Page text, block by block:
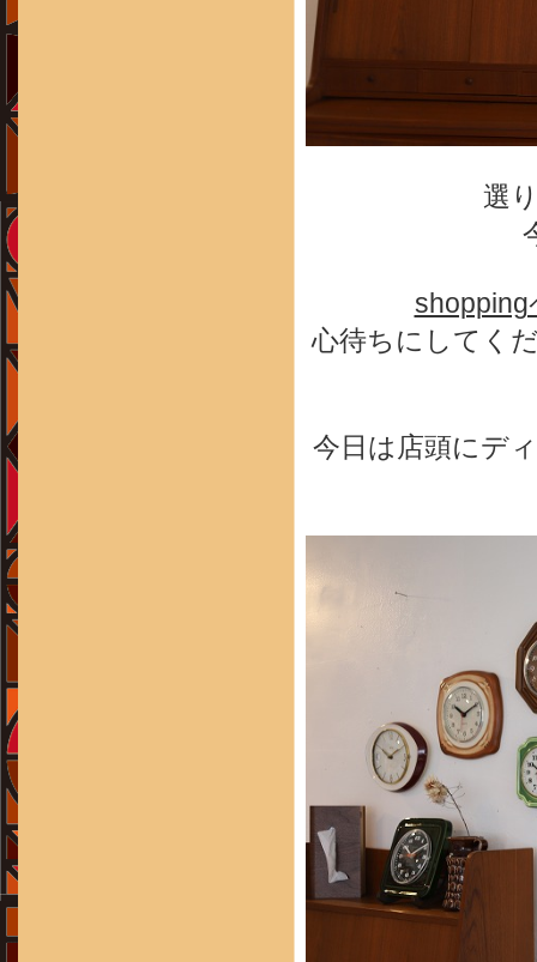
選
shopping
心待ちにしてく
今日は店頭にデ